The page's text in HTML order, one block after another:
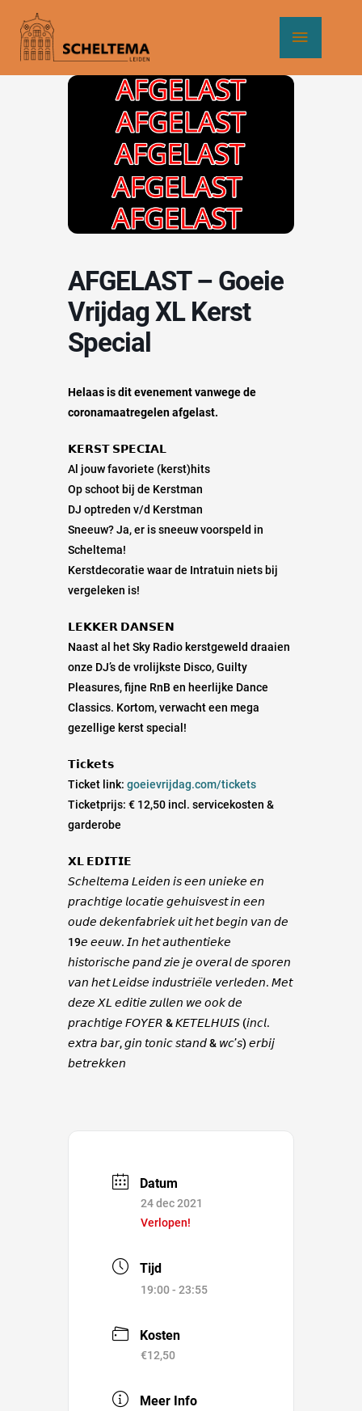
naar
inhoud
AFGELAST – Goeie
Vrijdag XL Kerst
Special
Helaas is dit evenement vanwege de
coronamaatregelen afgelast.
𝗞𝗘𝗥𝗦𝗧 𝗦𝗣𝗘𝗖𝗜𝗔𝗟
Al jouw favoriete (kerst)hits
Op schoot bij de Kerstman
DJ optreden v/d Kerstman
Sneeuw? Ja, er is sneeuw voorspeld in
Scheltema!
Kerstdecoratie waar de Intratuin niets bij
vergeleken is!
𝗟𝗘𝗞𝗞𝗘𝗥 𝗗𝗔𝗡𝗦𝗘𝗡
Naast al het Sky Radio kerstgeweld draaien
onze DJ’s de vrolijkste Disco, Guilty
Pleasures, fijne RnB en heerlijke Dance
Classics. Kortom, verwacht een mega
gezellige kerst special!
𝗧𝗶𝗰𝗸𝗲𝘁𝘀
Ticket link: goeievrijdag.com/tickets
Ticketprijs: € 12,50 incl. servicekosten &
garderobe
𝗫𝗟 𝗘𝗗𝗜𝗧𝗜𝗘
𝘚𝘤𝘩𝘦𝘭𝘵𝘦𝘮𝘢 𝘓𝘦𝘪𝘥𝘦𝘯 𝘪𝘴 𝘦𝘦𝘯 𝘶𝘯𝘪𝘦𝘬𝘦 𝘦𝘯
𝘱𝘳𝘢𝘤𝘩𝘵𝘪𝘨𝘦 𝘭𝘰𝘤𝘢𝘵𝘪𝘦 𝘨𝘦𝘩𝘶𝘪𝘴𝘷𝘦𝘴𝘵 𝘪𝘯 𝘦𝘦𝘯
𝘰𝘶𝘥𝘦 𝘥𝘦𝘬𝘦𝘯𝘧𝘢𝘣𝘳𝘪𝘦𝘬 𝘶𝘪𝘵 𝘩𝘦𝘵 𝘣𝘦𝘨𝘪𝘯 𝘷𝘢𝘯 𝘥𝘦
19𝘦 𝘦𝘦𝘶𝘸. 𝘐𝘯 𝘩𝘦𝘵 𝘢𝘶𝘵𝘩𝘦𝘯𝘵𝘪𝘦𝘬𝘦
𝘩𝘪𝘴𝘵𝘰𝘳𝘪𝘴𝘤𝘩𝘦 𝘱𝘢𝘯𝘥 𝘻𝘪𝘦 𝘫𝘦 𝘰𝘷𝘦𝘳𝘢𝘭 𝘥𝘦 𝘴𝘱𝘰𝘳𝘦𝘯
𝘷𝘢𝘯 𝘩𝘦𝘵 𝘓𝘦𝘪𝘥𝘴𝘦 𝘪𝘯𝘥𝘶𝘴𝘵𝘳𝘪𝘦̈𝘭𝘦 𝘷𝘦𝘳𝘭𝘦𝘥𝘦𝘯. 𝘔𝘦𝘵
𝘥𝘦𝘻𝘦 𝘟𝘓 𝘦𝘥𝘪𝘵𝘪𝘦 𝘻𝘶𝘭𝘭𝘦𝘯 𝘸𝘦 𝘰𝘰𝘬 𝘥𝘦
𝘱𝘳𝘢𝘤𝘩𝘵𝘪𝘨𝘦 𝘍𝘖𝘠𝘌𝘙 & 𝘒𝘌𝘛𝘌𝘓𝘏𝘜𝘐𝘚 (𝘪𝘯𝘤𝘭.
𝘦𝘹𝘵𝘳𝘢 𝘣𝘢𝘳, 𝘨𝘪𝘯 𝘵𝘰𝘯𝘪𝘤 𝘴𝘵𝘢𝘯𝘥 & 𝘸𝘤’𝘴) 𝘦𝘳𝘣𝘪𝘫
𝘣𝘦𝘵𝘳𝘦𝘬𝘬𝘦𝘯
Datum
24 dec 2021
Verlopen!
Tijd
19:00 - 23:55
Kosten
€12,50
Meer Info